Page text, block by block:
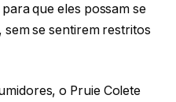
que eles possam se
se sentirem restritos
o Pruie Colete